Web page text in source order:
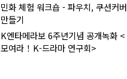
민화 체험 워크숍 - 파우치, 쿠션커버
만들기
K엔타메라보 6주년기념 공개녹화 <
모여라！K-드라마 연구회>